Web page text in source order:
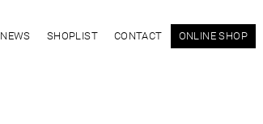
NEWS SHOPLIST CONTACT ONLINE SHOP